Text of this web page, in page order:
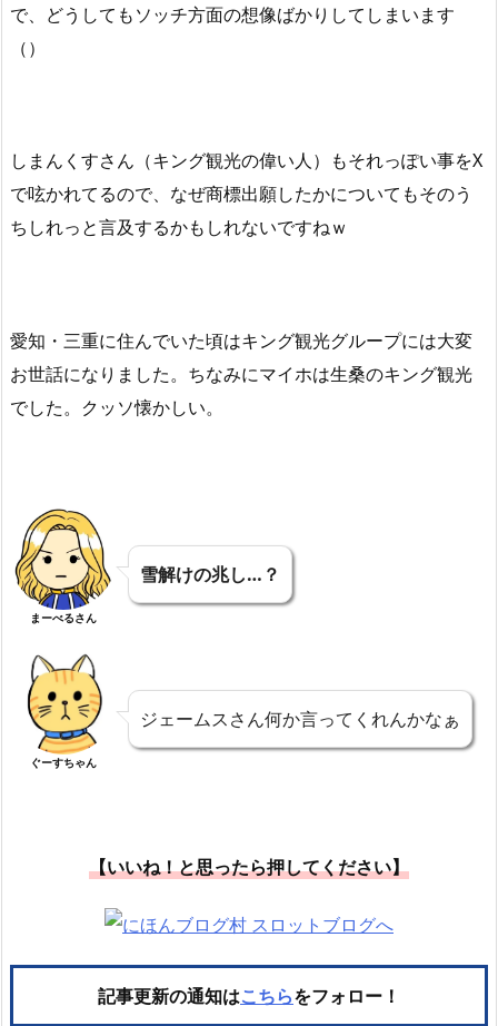
で、どうしてもソッチ方面の想像ばかりしてしまいます
（）
しまんくすさん（キング観光の偉い人）もそれっぽい事をX
で呟かれてるので、なぜ商標出願したかについてもそのう
ちしれっと言及するかもしれないですねｗ
愛知・三重に住んでいた頃はキング観光グループには大変
お世話になりました。ちなみにマイホは生桑のキング観光
でした。クッソ懐かしい。
まーべるさん
雪解けの兆し…？
ぐーすちゃん
ジェームスさん何か言ってくれんかなぁ
【いいね！と思ったら押してください】
記事更新の通知はこちらをフォロー！